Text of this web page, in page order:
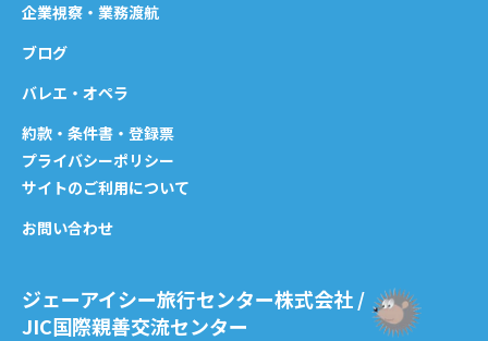
企業視察・業務渡航
ブログ
バレエ・オペラ
約款・条件書・登録票
プライバシーポリシー
サイトのご利用について
お問い合わせ
ジェーアイシー旅行センター株式会社 /
JIC国際親善交流センター